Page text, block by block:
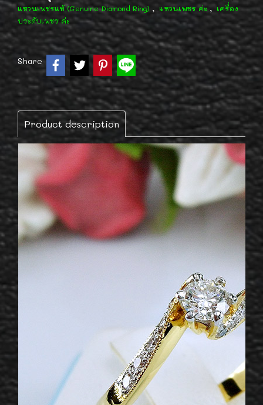
แหวนเพชรแท้ (Genuine Diamond Ring) , แหวนเพชร ค่ะ , เครื่อง
ประดับเพชร ค่ะ
Share
Product description